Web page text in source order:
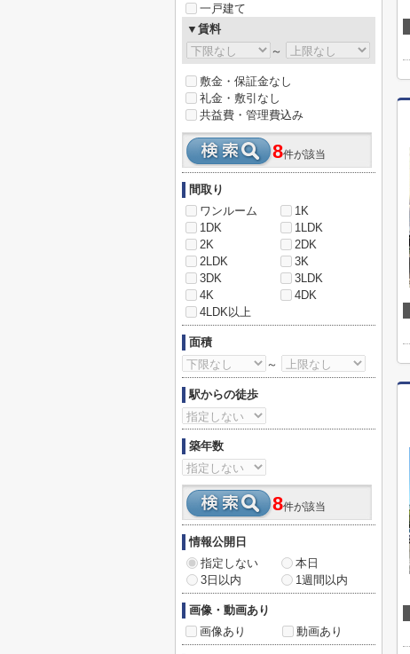
一戸建て
▼賃料
～
敷金・保証金なし
礼金・敷引なし
共益費・管理費込み
8件が該当
間取り
ワンルーム
1K
1DK
1LDK
2K
2DK
2LDK
3K
3DK
3LDK
4K
4DK
4LDK以上
面積
～
駅からの徒歩
築年数
8件が該当
情報公開日
指定しない
本日
3日以内
1週間以内
画像・動画あり
画像あり
動画あり